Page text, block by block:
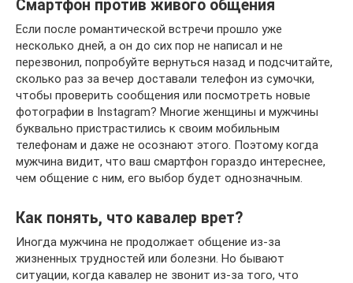
Смартфон против живого общения
Если после романтической встречи прошло уже
несколько дней, а он до сих пор не написал и не
перезвонил, попробуйте вернуться назад и подсчитайте,
сколько раз за вечер доставали телефон из сумочки,
чтобы проверить сообщения или посмотреть новые
фотографии в Instagram? Многие женщины и мужчины
буквально пристрастились к своим мобильным
телефонам и даже не осознают этого. Поэтому когда
мужчина видит, что ваш смартфон гораздо интереснее,
чем общение с ним, его выбор будет однозначным.
Как понять, что кавалер врет?
Иногда мужчина не продолжает общение из-за
жизненных трудностей или болезни. Но бывают
ситуации, когда кавалер не звонит из-за того, что